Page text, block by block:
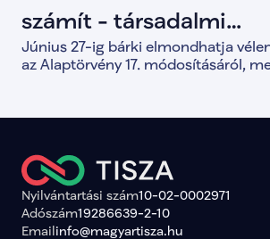
számít - társadalmi
egyeztetés indult az
Június 27-ig bárki elmondhatja
az Alaptörvény 17. módosításáról,
Nyilvántartási szám10-02-0002971
Adószám19286639-2-10
Emailinfo@magyartisza.hu